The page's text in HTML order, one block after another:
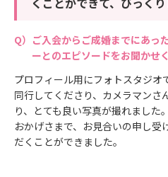
ご入会からご成婚までにあっ
ーとのエピソードをお聞かせ
プロフィール用にフォトスタジオ
同行してくださり、カメラマンさ
り、とても良い写真が撮れました。
おかげさまで、お見合いの申し受
だくことができました。